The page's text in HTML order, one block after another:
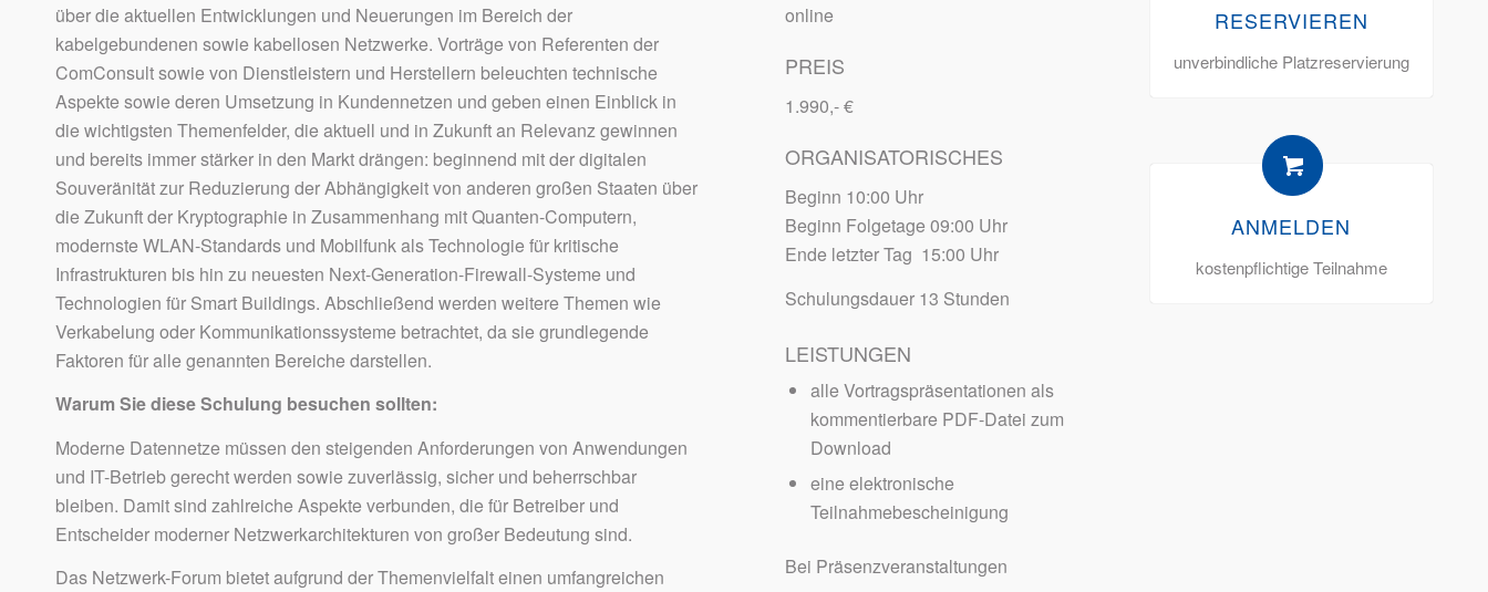
über die aktuellen Entwicklungen und Neuerungen im Bereich der
kabelgebundenen sowie kabellosen Netzwerke. Vorträge von Referenten der
ComConsult sowie von Dienstleistern und Herstellern beleuchten technische
Aspekte sowie deren Umsetzung in Kundennetzen und geben einen Einblick in
die wichtigsten Themenfelder, die aktuell und in Zukunft an Relevanz gewinnen
und bereits immer stärker in den Markt drängen: beginnend mit der digitalen
Souveränität zur Reduzierung der Abhängigkeit von anderen großen Staaten über
die Zukunft der Kryptographie in Zusammenhang mit Quanten-Computern,
modernste WLAN-Standards und Mobilfunk als Technologie für kritische
Infrastrukturen bis hin zu neuesten Next-Generation-Firewall-Systeme und
Technologien für Smart Buildings. Abschließend werden weitere Themen wie
Verkabelung oder Kommunikationssysteme betrachtet, da sie grundlegende
Faktoren für alle genannten Bereiche darstellen.
Warum Sie diese Schulung besuchen sollten:
Moderne Datennetze müssen den steigenden Anforderungen von Anwendungen
und IT-Betrieb gerecht werden sowie zuverlässig, sicher und beherrschbar
bleiben. Damit sind zahlreiche Aspekte verbunden, die für Betreiber und
Entscheider moderner Netzwerkarchitekturen von großer Bedeutung sind.
Das Netzwerk-Forum bietet aufgrund der Themenvielfalt einen umfangreichen
online
PREIS
1.990,- €
ORGANISATORISCHES
Beginn 10:00 Uhr
Beginn Folgetage 09:00 Uhr
Ende letzter Tag 15:00 Uhr
Schulungsdauer 13 Stunden
LEISTUNGEN
alle Vortragspräsentationen als
kommentierbare PDF-Datei zum
Download
eine elektronische
Teilnahmebescheinigung
Bei Präsenzveranstaltungen
RESERVIEREN
unverbindliche Platzreservierung
ANMELDEN
kostenpflichtige Teilnahme